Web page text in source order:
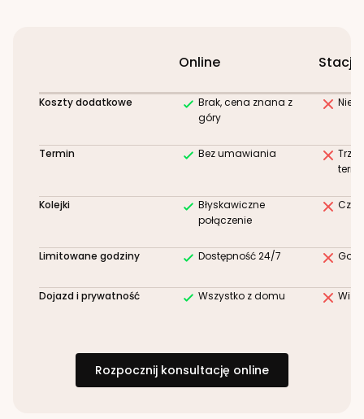
Online
Koszty dodatkowe
Brak, cena znana z
góry
Termin Bez umawiania
Kolejki
Błyskawiczne
połączenie
Limitowane godziny Dostępność 24/7
Dojazd i prywatność Wszystko z domu
Rozpocznij konsultację online